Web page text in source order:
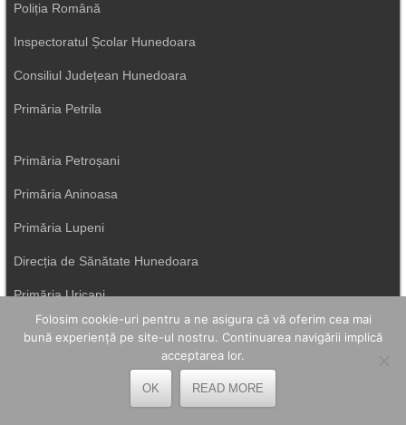
Poliția Română
Inspectoratul Școlar Hunedoara
Consiliul Județean Hunedoara
Primăria Petrila
Primăria Petroșani
Primăria Aninoasa
Primăria Lupeni
Direcția de Sănătate Hunedoara
Primăria Uricani
ISU Hunedoara
Folosim cookie-uri pentru a ne asigura că vă oferim cea mai
bună experiență pe site-ul nostru. Continuarea navigării implică
acceptarea lor.
OK READ MORE